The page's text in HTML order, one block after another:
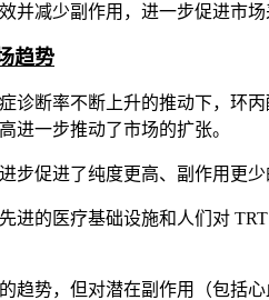
并减少副作用，进一步促进市场
趋势
诊断率不断上升的推动下，环
进一步推动了市场的扩张。
步促进了纯度更高、副作用更
进的医疗基础设施和人们对
趋势，但对潜在副作用（包括